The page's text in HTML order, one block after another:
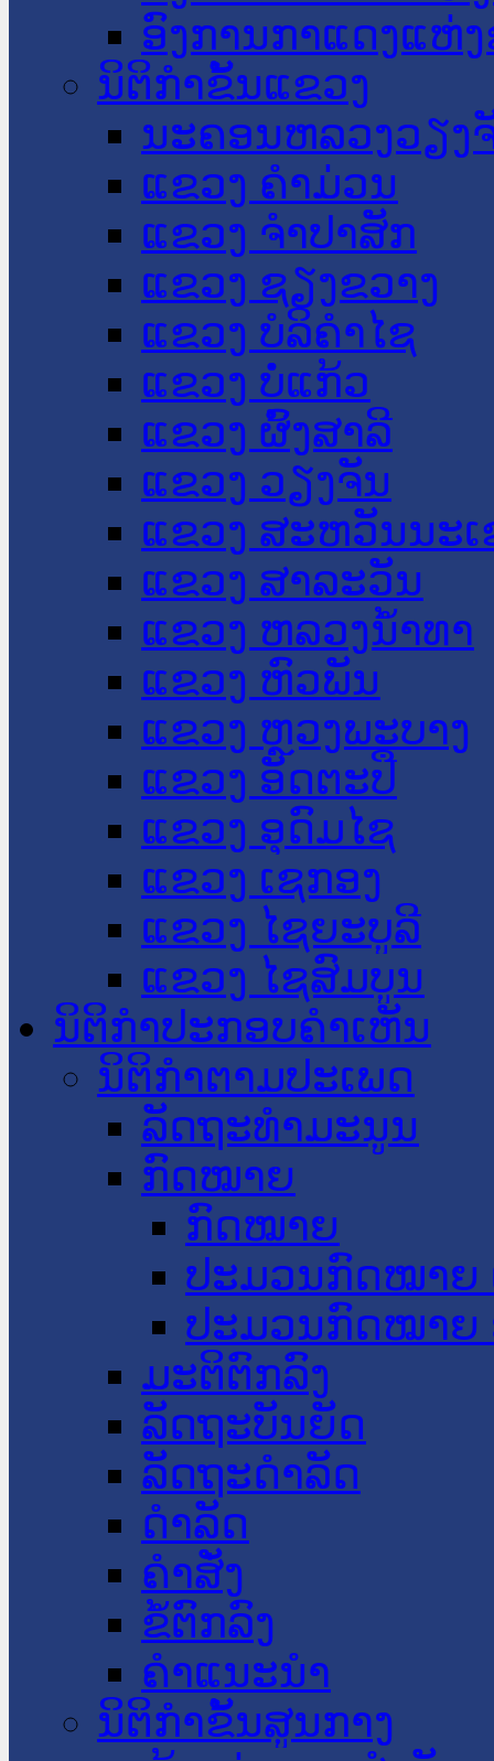
ອົງການກາແດງແຫ່
ນິຕິກໍາຂັ້ນແຂວງ
ນະ​ຄອນ​ຫລວງວຽງ
ແຂວງ ຄໍາມ່ວນ
ແຂວງ ຈໍາປາສັກ
ແຂວງ ຊຽງຂວາງ
ແຂວງ ບໍລິຄໍາໄຊ
ແຂວງ ບໍ່ແກ້ວ
ແຂວງ ຜົ້ງສາລີ
ແຂວງ ວຽງຈັນ
ແຂວງ ສະຫວັນນະ
ແຂວງ ສາລະວັນ
ແຂວງ ຫລວງນໍ້າທາ
ແຂວງ ຫົວພັນ
ແຂວງ ຫຼວງພະບາງ
ແຂວງ ອັດຕະປື
ແຂວງ ອຸດົມໄຊ
ແຂວງ ເຊກອງ
ແຂວງ ໄຊຍະບູລີ
ແຂວງ ໄຊສົມບູນ
ນິຕິກໍາປະກອບຄໍາເຫັນ
ນິຕິກໍາຕາມປະເພດ
ລັດຖະທໍາມະນູນ
ກົດໝາຍ
ກົດໝາຍ
ປະມວນກົດໝາຍ
ປະມວນກົດໝາຍ
ມະຕິຕົກລົງ
ລັດຖະບັນຍັດ
ລັດຖະດໍາລັດ
ດໍາລັດ
ຄໍາສັ່ງ
ຂໍ້ຕົກລົງ
ຄໍາແນະນໍາ
ນິຕິກຳຂັ້ນສູນກາງ